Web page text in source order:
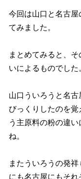
今回は山口と名古
てみました。
まとめてみると、
いによるものでした
山口ういろうと名
びっくりしたのを
う主原料の粉の違
ね。
またういろうの発
にも名古屋にもそ